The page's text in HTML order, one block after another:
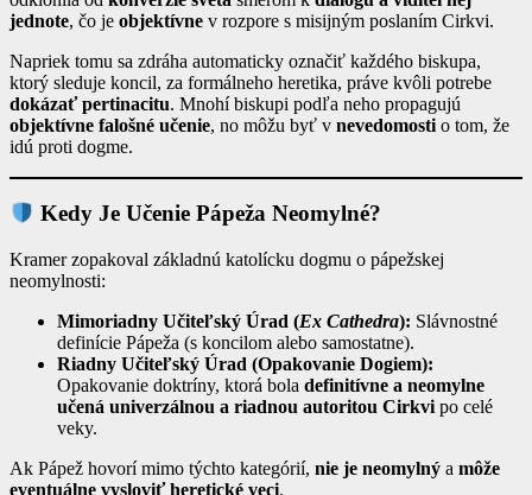
jednote, čo je objektívne v rozpore s misijným poslaním Cirkvi.
Napriek tomu sa zdráha automaticky označiť každého biskupa,
ktorý sleduje koncil, za formálneho heretika, práve kvôli potrebe
dokázať pertinacitu. Mnohí biskupi podľa neho propagujú
objektívne falošné učenie, no môžu byť v nevedomosti o tom, že
idú proti dogme.
Kedy Je Učenie Pápeža Neomylné?
Kramer zopakoval základnú katolícku dogmu o pápežskej
neomylnosti:
Mimoriadny Učiteľský Úrad (Ex Cathedra): Slávnostné
definície Pápeža (s koncilom alebo samostatne).
Riadny Učiteľský Úrad (Opakovanie Dogiem):
Opakovanie doktríny, ktorá bola definitívne a neomylne
učená univerzálnou a riadnou autoritou Cirkvi po celé
veky.
Ak Pápež hovorí mimo týchto kategórií, nie je neomylný a môže
eventuálne vysloviť heretické veci.